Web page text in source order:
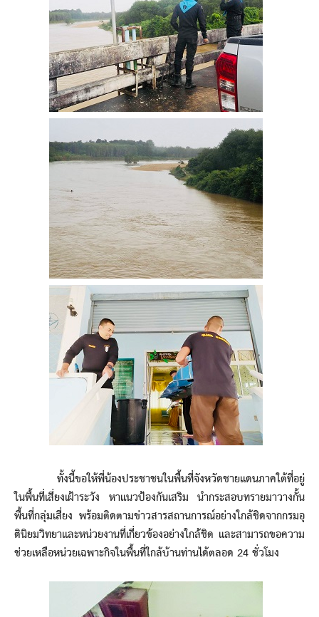
ทั้งนี้ขอให้พี่น้องประชาชนในพื้นที่จังหวัดชายแดนภาคใต้ที่อยู่
ในพื้นที่เสี่ยงเฝ้าระวัง หาแนวป้องกันเสริม นำกระสอบทรายมาวางกั้น
พื้นที่กลุ่มเสี่ยง พร้อมติดตามข่าวสารสถานการณ์อย่างใกล้ชิดจากกรมอุ
ตินิยมวิทยาและหน่วยงานที่เกี่ยวข้องอย่างใกล้ชิด และสามารถขอความ
ช่วยเหลือหน่วยเฉพาะกิจในพื้นที่ใกล้บ้านท่านได้ตลอด 24 ชั่วโมง